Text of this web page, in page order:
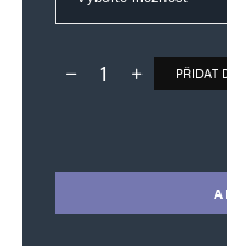
Deník TO – verze bezPŘIDAT